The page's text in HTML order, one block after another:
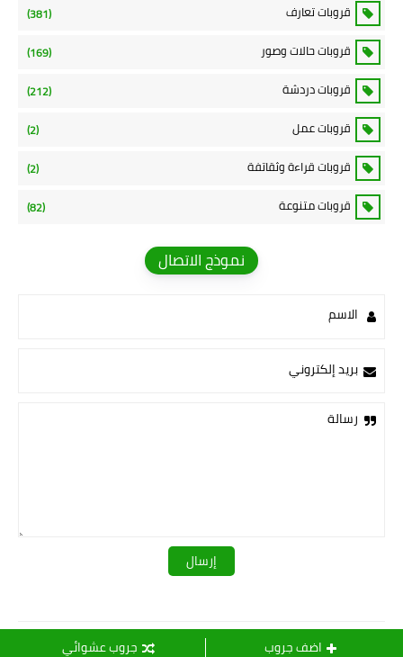
اضف جروب جروب عشوائي
قروبات تعارف (381)
قروبات حالات وصور (169)
قروبات دردشة (212)
قروبات عمل (2)
قروبات قراءة وثقاتفة (2)
قروبات متنوعة (82)
نموذج الاتصال
الاسم
بريد إلكتروني
رسالة
قـــــروبات ســ💛ــيدرا